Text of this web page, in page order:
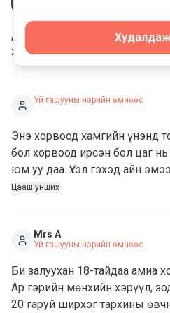
Дарь эх, Бурхан багшдаа
хүслүүд биелэлээ олж амар
Уй гашууны нэрийн өмнөөс
Энэ хорвоод хамгийн үнэнд
бол хорвоод ирсэн бол цаг
юм уу даа. Үхэл гэхэд айн
гэдэг байлаа. Үхсэн хүнээс бүр
бол магадгүй маргааш
замын бэлтгэл хийх болов
замын зүйлс очоод хэрэглэх
цуглуулаад л яаж бэлтгэх
байхад яагаад тэр очих
Цааш унших
Mrs A
Уй гашууны нэрийн өмнөөс
Би залуухан 18-тайдаа амиа
Ар гэрийн мөнхийн хэрүүл,
20 гаруй ширхэг тархины